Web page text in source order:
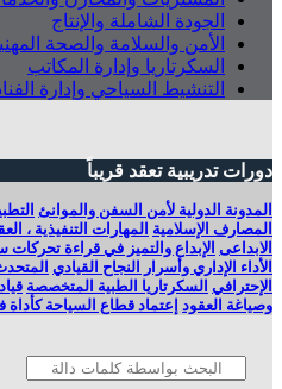
الجودة الشاملة والإنتاج
الأمن والسلامة والصحة
السكرتاريا وإدارة المكاتب
التنشيط السياحي وإدارة
دورات تدريبية تعقد قريباً
المدونة الدولية لأمن السفن والموانئ
المصارف الإسلامية المهارات التنفيذية ،
الابداعى الإبداع والتميز في قراءة
الأداء الإداري وأسرار النجاح القيادي
الإحترافي السكرتاريا الطبية المتخصصة
وصياغة العقود إعتماد قطاع السياحة كأداة